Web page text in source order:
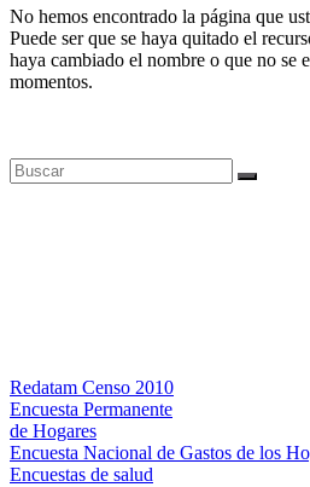
No hemos encontrado la página que
Puede ser que se haya quitado el
haya cambiado el nombre o que no se
momentos.
Redatam Censo 2010
Encuesta Permanente
de Hogares
Encuesta Nacional de Gastos de los
Encuestas de salud